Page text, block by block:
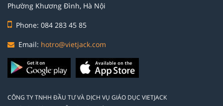
Phường Khương Đình, Hà Nội
Phone: 084 283 45 85
Email: hotro@vietjack.com
CÔNG TY TNHH ĐẦU TƯ VÀ DỊCH VỤ GIÁO DỤC VIETJACK